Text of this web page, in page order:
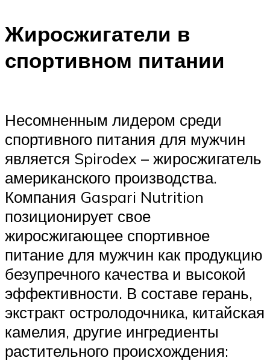
Жиросжигатели в
спортивном питании
Несомненным лидером среди
спортивного питания для мужчин
является Spirodex – жиросжигатель
американского производства.
Компания Gaspari Nutrition
позиционирует свое
жиросжигающее спортивное
питание для мужчин как продукцию
безупречного качества и высокой
эффективности. В составе герань,
экстракт остролодочника, китайская
камелия, другие ингредиенты
растительного происхождения: